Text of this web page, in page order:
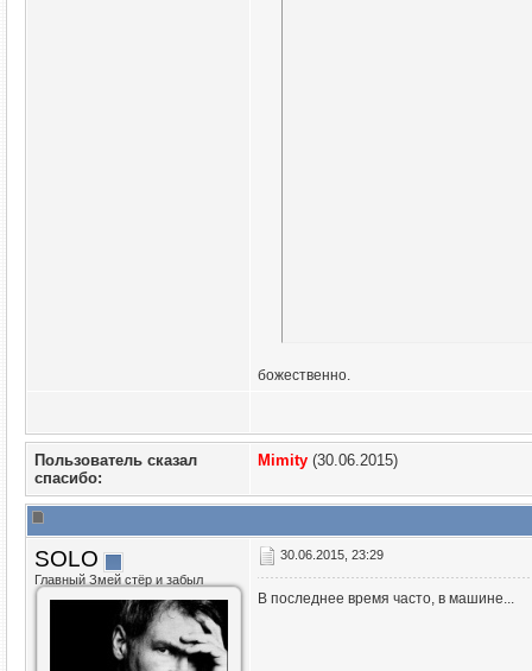
божественно.
Пользователь сказал
cпасибо:
Mimity (30.06.2015)
SOLO
Главный Змей стёр и забыл
30.06.2015, 23:29
В последнее время часто, в машине...